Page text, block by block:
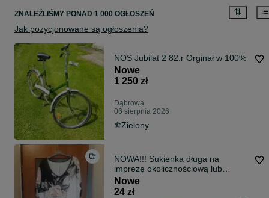
ZNALEŹLIŚMY PONAD 1 000 OGŁOSZEŃ
Jak pozycjonowane są ogłoszenia?
NOS Jubilat 2 82.r Orginał w 100%
Nowe
1 250 zł
Dąbrowa
06 sierpnia 2026
Zielony
NOWA!!! Sukienka długa na
imprezę okolicznościową lub
wesele
Nowe
24 zł